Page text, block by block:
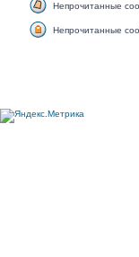
Непрочитанные
Непрочитанные